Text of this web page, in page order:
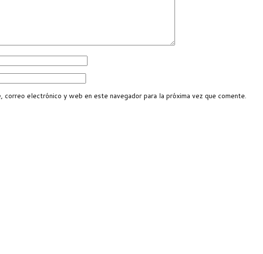
correo electrónico y web en este navegador para la próxima vez que comente.